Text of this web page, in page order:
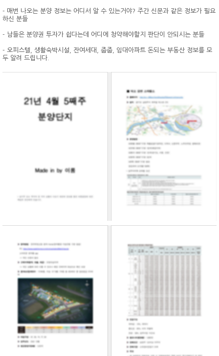
- 매번 나오는 분양 정보는 어디서 알 수 있는거야? 주간 신문과 같은 정보가 필요
하신 분들
- 남들은 분양권 투자가 쉽다는데 어디에 청약해야할지 판단이 안되시는 분들
- 오피스텔, 생활숙박시설, 잔여세대, 줍줍, 임대아파트 돈되는 부동산 정보를 모
두 알려 드립니다.